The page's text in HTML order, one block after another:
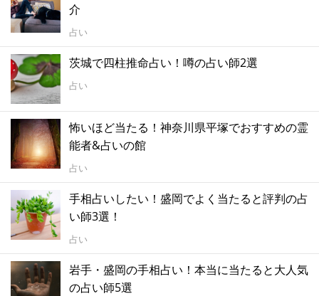
介
占い
茨城で四柱推命占い！噂の占い師2選
占い
怖いほど当たる！神奈川県平塚でおすすめの霊
能者&占いの館
占い
手相占いしたい！盛岡でよく当たると評判の占
い師3選！
占い
岩手・盛岡の手相占い！本当に当たると大人気
の占い師5選